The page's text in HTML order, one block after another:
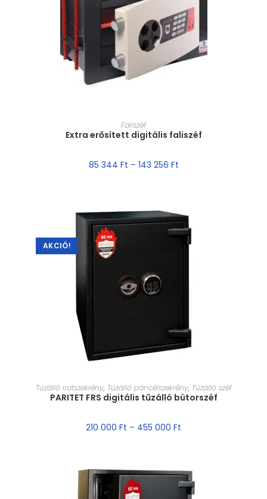
MÉRET VÁLASZTÁSA
Faliszéf
Extra erősített digitális faliszéf
85 344 Ft – 143 256 Ft
AKCIÓ!
MÉRET VÁLASZTÁSA
Tűzálló iratszekrény, Tűzálló páncélszekrény, Tűzálló széf
PARITET FRS digitális tűzálló bútorszéf
210 000 Ft – 455 000 Ft